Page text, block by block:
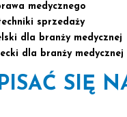
medycznego
sprzedaży
dla branży medycznej
dla branży medycznej
SIĘ